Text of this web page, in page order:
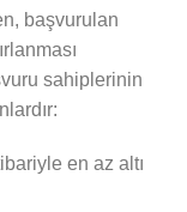
başvurulan
sahiplerinin
en az altı